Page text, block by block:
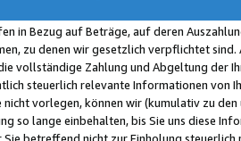
in Bezug auf Beträge, auf deren
zu denen wir gesetzlich verpflichtet
vollständige Zahlung und Abgeltung der
steuerlich relevante Informationen von
nicht vorlegen, können wir (kumulativ zu
so lange einbehalten, bis Sie uns diese
Sie betreffend nicht zur Einholung